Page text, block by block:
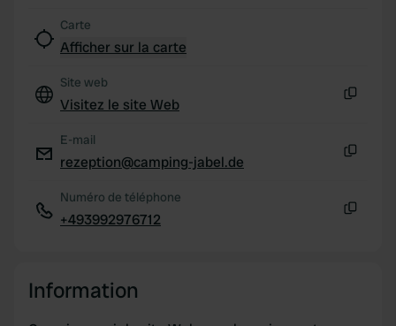
Carte
Afficher sur la carte
Site web
Visitez le site Web
E-mail
rezeption@camping-jabel.de
Numéro de téléphone
+493992976712
Information